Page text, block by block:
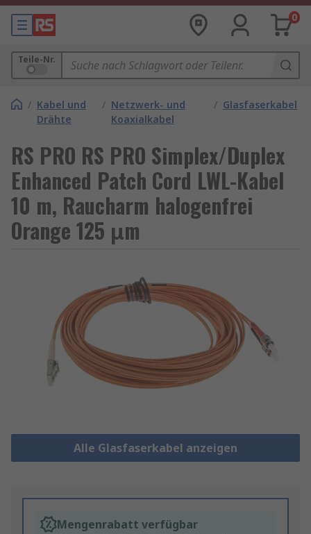
0
Teile-Nr.
/ Kabel und
Drähte
/ Netzwerk- und
Koaxialkabel
/ Glasfaserkabel
RS PRO RS PRO Simplex/Duplex
Enhanced Patch Cord LWL-Kabel
10 m, Raucharm halogenfrei
Orange 125 μm
Alle Glasfaserkabel anzeigen
Mengenrabatt verfügbar